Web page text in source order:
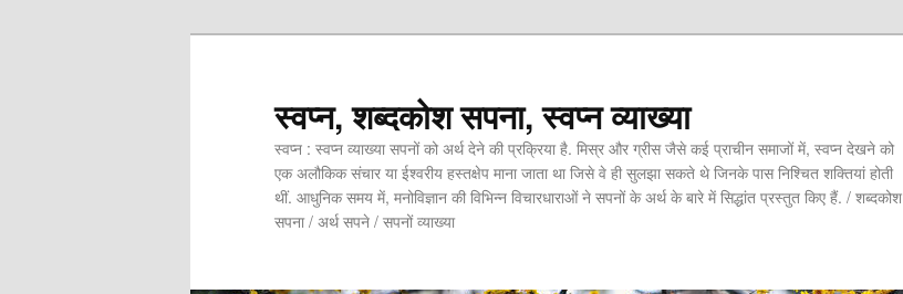
स्वप्न, शब्दकोश सपना, स्वप्न व्याख्या
स्वप्न : स्वप्न व्याख्या सपनों को अर्थ देने की प्रक्रिया है. मिस्र और ग्रीस जैसे कई प्राचीन समाजों में, स्वप्न देखने को
एक अलौकिक संचार या ईश्वरीय हस्तक्षेप माना जाता था जिसे वे ही सुलझा सकते थे जिनके पास निश्चित शक्तियां होती
थीं. आधुनिक समय में, मनोविज्ञान की विभिन्न विचारधाराओं ने सपनों के अर्थ के बारे में सिद्धांत प्रस्तुत किए हैं. / शब्दकोश
सपना / अर्थ सपने / सपनों व्याख्या